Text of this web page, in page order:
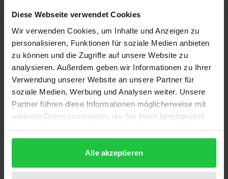
Diese Webseite verwendet Cookies
Wir verwenden Cookies, um Inhalte und Anzeigen zu
personalisieren, Funktionen für soziale Medien anbieten
zu können und die Zugriffe auf unsere Website zu
analysieren. Außerdem geben wir Informationen zu Ihrer
Verwendung unserer Website an unsere Partner für
soziale Medien, Werbung und Analysen weiter. Unsere
Partner führen diese Informationen möglicherweise mit
weiteren Daten zusammen, die Sie ihnen bereitgestellt
gesammelt haben.
Alle akzeptieren
Bibliographical data
Edition
1
ISBN
978-3-7890-5736-6
Subtitle
Festschrift für Eberhard Blankenburg zum 60.
Geburtstag